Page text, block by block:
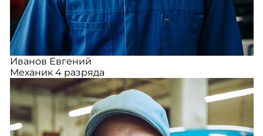
Иванов Евгений
Механик 4 разряда